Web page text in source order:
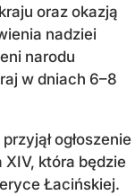
oraz okazją
nadziei
narodu
w dniach 6–8
ogłoszenie
która będzie
Łacińskiej.